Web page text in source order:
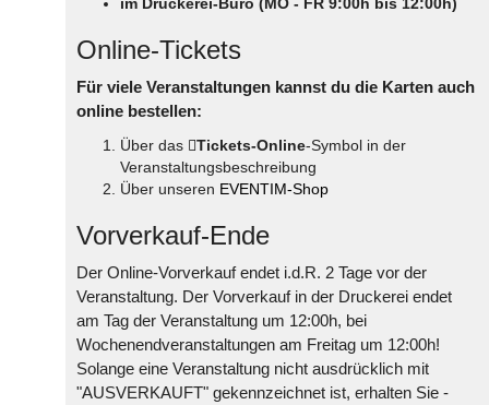
Online-Tickets
Für viele Veranstaltungen kannst du die Karten auch
online bestellen:
Über das Tickets-Online-Symbol in der
Veranstaltungsbeschreibung
Über unseren EVENTIM-Shop
Vorverkauf-Ende
Der Online-Vorverkauf endet i.d.R. 2 Tage vor der
Veranstaltung. Der Vorverkauf in der Druckerei endet
am Tag der Veranstaltung um 12:00h, bei
Wochenendveranstaltungen am Freitag um 12:00h!
Solange eine Veranstaltung nicht ausdrücklich mit
"AUSVERKAUFT" gekennzeichnet ist, erhalten Sie -